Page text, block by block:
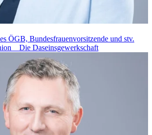
ÖGB, Bundesfrauenvorsitzende und stv.
_ Die Daseinsgewerkschaft